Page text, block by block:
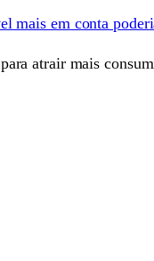
mais em conta
para atrair mais